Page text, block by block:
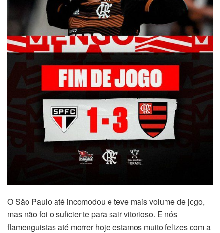
O São Paulo até incomodou e teve mais volume de jogo,
mas não foi o suficiente para sair vitorioso. E nós
flamenguistas até morrer hoje estamos muito felizes com a